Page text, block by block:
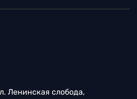
Ленинская слобода,